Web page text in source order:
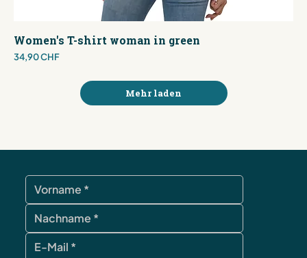
Women's T-shirt woman in green
Preis
34,90 CHF
Mehr laden